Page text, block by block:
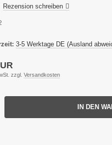
Rezension schreiben
3-5 Werktage DE (Ausland
zzgl. Versandkosten
IN DEN